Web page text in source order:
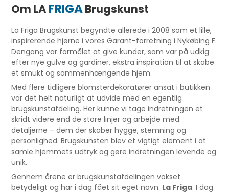
Om LAFRIGABrugskunst
La Friga Brugskunst begyndte allerede i 2008 som et lille,
inspirerende hjørne i vores Garant-forretning i Nykøbing F.
Dengang var formålet at give kunder, som var på udkig
efter nye gulve og gardiner, ekstra inspiration til at skabe
et smukt og sammenhængende hjem.
Med flere tidligere blomsterdekoratører ansat i butikken
var det helt naturligt at udvide med en egentlig
brugskunstafdeling. Her kunne vi tage indretningen et
skridt videre end de store linjer og arbejde med
detaljerne – dem der skaber hygge, stemning og
personlighed. Brugskunsten blev et vigtigt element i at
samle hjemmets udtryk og gøre indretningen levende og
unik.
Gennem årene er brugskunstafdelingen vokset
betydeligt og har i dag fået sit eget navn: La Friga. I dag